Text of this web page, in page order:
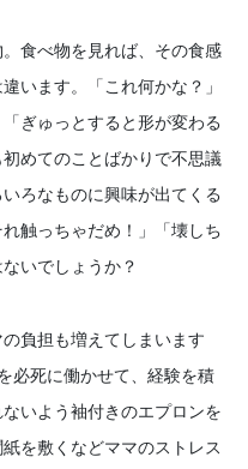
食べ物を見れば、その食感
います。「これ何かな？」
ぎゅっとすると形が変わる
めてのことばかりで不思議
ろなものに興味が出てくる
触っちゃだめ！」「壊しち
いでしょうか？
負担も増えてしまいます
必死に働かせて、経験を積
いよう袖付きのエプロンを
を敷くなどママのストレス